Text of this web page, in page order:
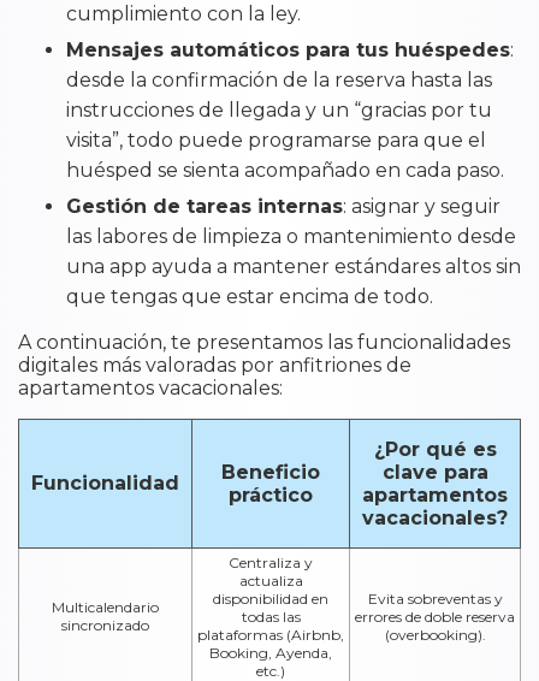
cumplimiento con la ley.
Mensajes automáticos para tus huéspedes:
desde la confirmación de la reserva hasta las
instrucciones de llegada y un “gracias por tu
visita”, todo puede programarse para que el
huésped se sienta acompañado en cada paso.
Gestión de tareas internas: asignar y seguir
las labores de limpieza o mantenimiento desde
una app ayuda a mantener estándares altos sin
que tengas que estar encima de todo.
A continuación, te presentamos las funcionalidades
digitales más valoradas por anfitriones de
apartamentos vacacionales:
Funcionalidad
Beneficio
práctico
¿Por qué es
clave para
apartamentos
vacacionales?
Multicalendario
sincronizado
Centraliza y
actualiza
disponibilidad en
todas las
plataformas (Airbnb,
Booking, Ayenda,
etc.)
Evita sobreventas y
errores de doble reserva
(overbooking).